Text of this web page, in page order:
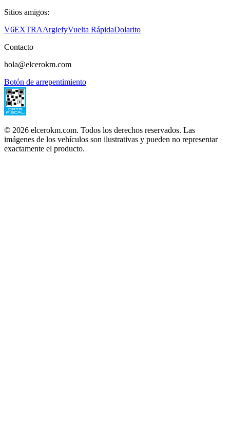
Sitios amigos:
V6EXTRAArgiefyVuelta RápidaDolarito
Contacto
hola@elcerokm.com
Botón de arrepentimiento
© 2026 elcerokm.com. Todos los derechos reservados. Las
imágenes de los vehículos son ilustrativas y pueden no representar
exactamente el producto.